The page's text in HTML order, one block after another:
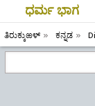
ಧರ್ಮ ಭಾಗ
ತಿರುಕ್ಕುಱಳ್ ಕನ್ನಡ